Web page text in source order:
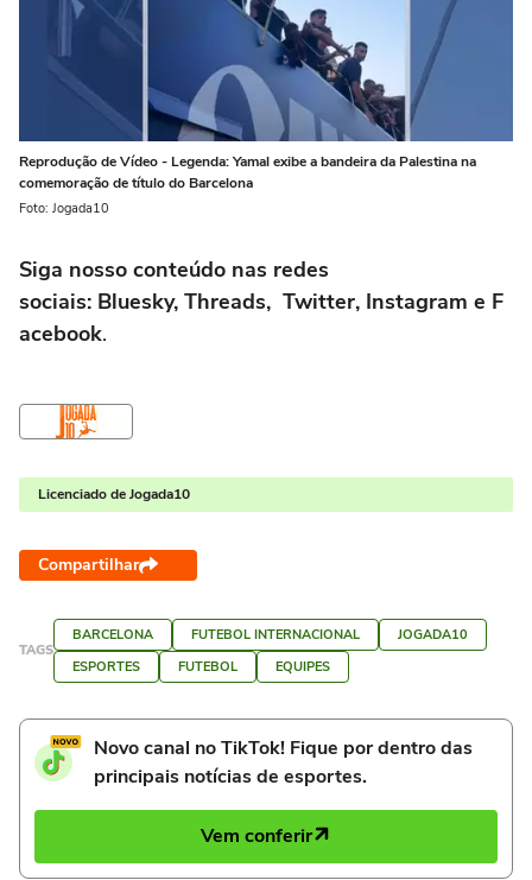
Reprodução de Vídeo - Legenda: Yamal exibe a bandeira da Palestina na
comemoração de título do Barcelona
Foto: Jogada10
Siga nosso conteúdo nas redes
sociais: Bluesky, Threads, Twitter, Instagram e F
acebook.
Licenciado de Jogada10
Compartilhar
TAGS
BARCELONA FUTEBOL INTERNACIONAL
JOGADA10
ESPORTES
FUTEBOL EQUIPES
Novo canal no TikTok! Fique por dentro das
principais notícias de esportes.
Vem conferir